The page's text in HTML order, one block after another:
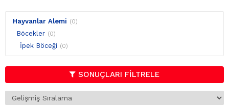
Hayvanlar Alemi (0)
Böcekler (0)
İpek Böceği (0)
SONUÇLARI FİLTRELE